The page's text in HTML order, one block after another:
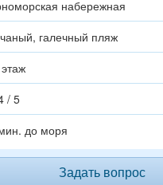
набережная
галечный пляж
/ 5
до моря
Задать вопрос